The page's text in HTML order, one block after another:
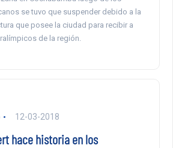
se tuvo que suspender debido a la
que posee la ciudad para recibir a
de la región.
12-03-2018
hace historia en los